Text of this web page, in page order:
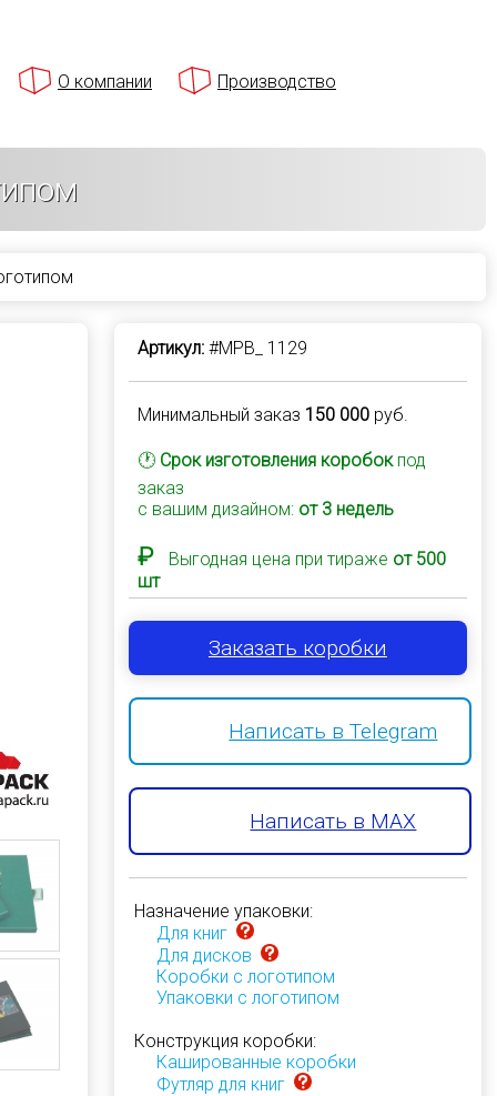
О компании Производство
Артикул:#MPB_ 1129
Минимальный заказ 150 000руб.
🕐 Срок изготовления коробокпод
заказ
с вашим дизайном: от 3 недель
₽ Выгодная цена при тираже от 500
шт
Заказать коробки
Написать в Telegram
Написать в MAX
Назначение упаковки:
Для книг
Для дисков
Коробки с логотипом
Упаковки с логотипом
Конструкция коробки:
Кашированные коробки
Футляр для книг